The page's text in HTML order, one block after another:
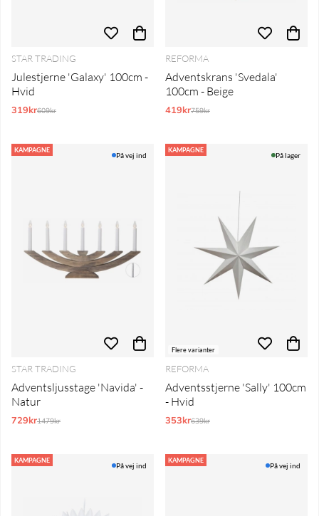
STAR TRADING
Julestjerne 'Galaxy' 100cm -
Hvid
319krNormalpris:
609kr
REFORMA
Adventskrans 'Svedala'
100cm - Beige
419krNormalpris:
759kr
KAMPAGNE
På vej ind
STAR TRADING
Adventsljusstage 'Navida' -
Natur
729krNormalpris:
1479kr
KAMPAGNE
Flere varianter
På lager
REFORMA
Adventsstjerne 'Sally' 100cm
- Hvid
353krNormalpris:
639kr
KAMPAGNE
På vej ind
KAMPAGNE
På vej ind